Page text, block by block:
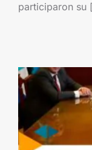
participaron su